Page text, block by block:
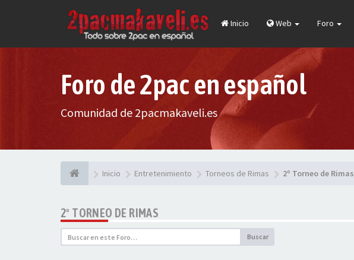
Inicio Web Foro
Foro de 2pac en español
Comunidad de 2pacmakaveli.es
Inicio Entretenimiento Torneos de Rimas 2º Torneo de Rimas
2º TORNEO DE RIMAS
Buscar